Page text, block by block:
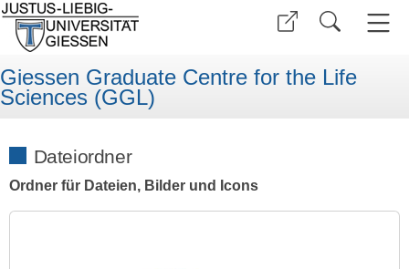
Giessen Graduate Centre for the Life
Sciences (GGL)
Dateiordner
Ordner für Dateien, Bilder und Icons